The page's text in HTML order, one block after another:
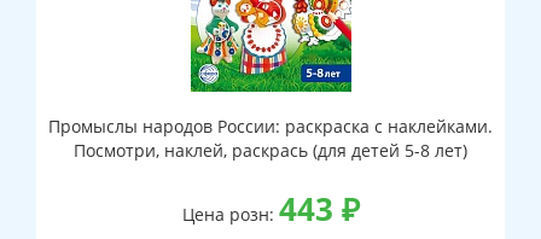
Промыслы народов России: раскраска с наклейками.
Посмотри, наклей, раскрась (для детей 5-8 лет)
Цена розн: 443 ₽